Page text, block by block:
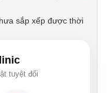
sắp xếp được thời
tuyệt đối